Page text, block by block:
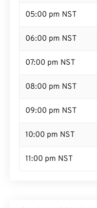
05:00 pm NST
06:00 pm NST
07:00 pm NST
08:00 pm NST
09:00 pm NST
10:00 pm NST
11:00 pm NST